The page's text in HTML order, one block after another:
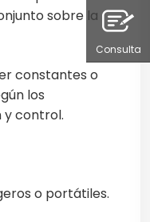
sobre la
constantes o
los
y control.
o portátiles.
Consulta